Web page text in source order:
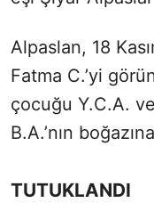
Alpaslan, 18
Fatma C.’yi
çocuğu Y.C.A.
B.A.’nın
TUTUKLANDI